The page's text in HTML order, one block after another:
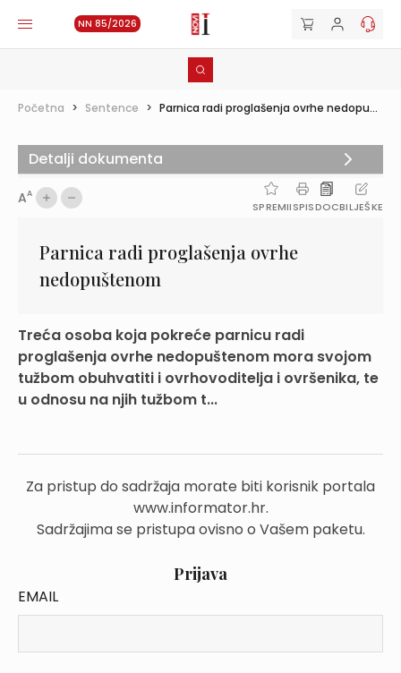
NN 85/2026
Početna > Sentence > Parnica radi proglašenja ovrhe nedopu...
AA
SPREMIISPISDOCBILJEŠKE
Parnica radi proglašenja ovrhe
nedopuštenom
Treća osoba koja pokreće parnicu radi
proglašenja ovrhe nedopuštenom mora svojom
tužbom obuhvatiti i ovrhovoditelja i ovršenika, te
u odnosu na njih tužbom t...
Za pristup do sadržaja morate biti korisnik portala
www.informator.hr.
Sadržajima se pristupa ovisno o Vašem paketu.
Prijava
EMAIL
Detalji dokumenta